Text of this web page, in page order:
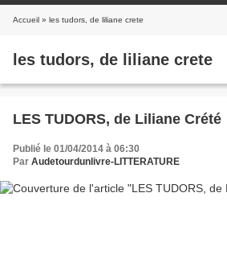
Accueil » les tudors, de liliane crete
les tudors, de liliane crete
LES TUDORS, de Liliane Crété
Publié le 01/04/2014 à 06:30
Par Audetourdunlivre-LITTERATURE